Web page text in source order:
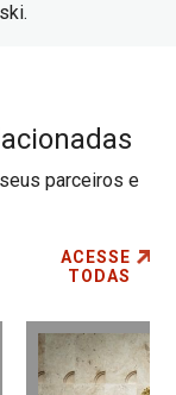
parceiros e
ACESSE
TODAS